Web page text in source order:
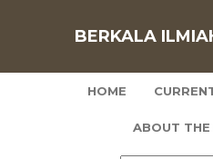
BERKALA
HOME
ABOUT THE